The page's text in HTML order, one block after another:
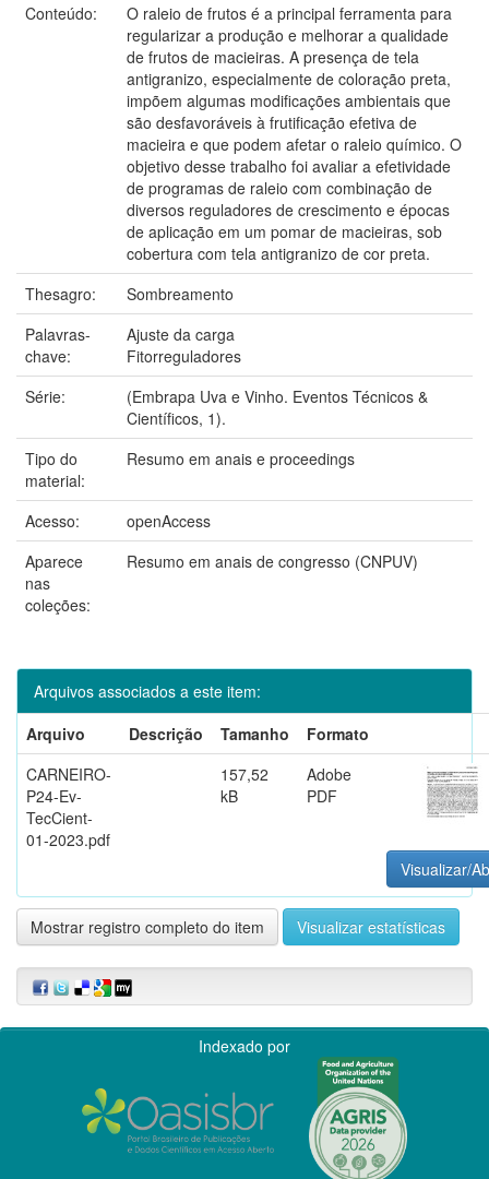
Conteúdo:
O raleio de frutos é a principal ferramenta para
regularizar a produção e melhorar a qualidade
de frutos de macieiras. A presença de tela
antigranizo, especialmente de coloração preta,
impõem algumas modificações ambientais que
são desfavoráveis à frutificação efetiva de
macieira e que podem afetar o raleio químico. O
objetivo desse trabalho foi avaliar a efetividade
de programas de raleio com combinação de
diversos reguladores de crescimento e épocas
de aplicação em um pomar de macieiras, sob
cobertura com tela antigranizo de cor preta.
Thesagro:
Sombreamento
Palavras-
chave:
Ajuste da carga
Fitorreguladores
Série:
(Embrapa Uva e Vinho. Eventos Técnicos &
Científicos, 1).
Tipo do
material:
Resumo em anais e proceedings
Acesso:
openAccess
Aparece
nas
coleções:
Resumo em anais de congresso (CNPUV)
Arquivos associados a este item:
Arquivo
Descrição Tamanho
Formato
CARNEIRO-
P24-Ev-
TecCient-
01-2023.pdf
157,52
kB
Adobe
PDF
Visualizar/
Mostrar registro completo do item Visualizar estatísticas
Indexado por